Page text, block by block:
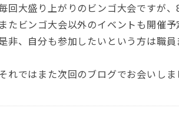
回大盛り上がりのビンゴ大会ですが、
またビンゴ大会以外のイベントも開催予
非、自分も参加したいという方は職
それではまた次回のブログでお会いしま